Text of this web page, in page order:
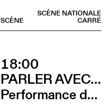
SCÈNE NATIONALE
CARRÉ
SCÈNE
18:00
PARLER AVEC ELLES
Performance de Davide-Christelle Sanvee